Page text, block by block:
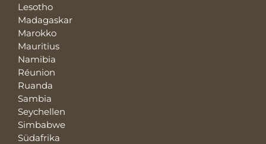
Lesotho
Madagaskar
Marokko
Mauritius
Namibia
Réunion
Ruanda
Sambia
Seychellen
Simbabwe
Südafrika